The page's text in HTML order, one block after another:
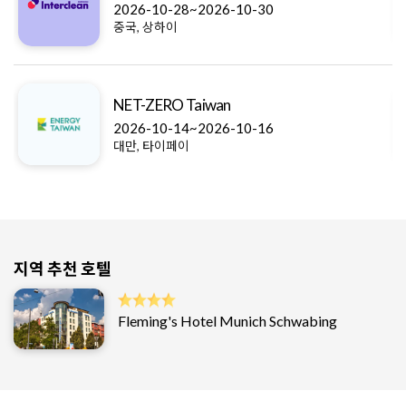
2026-10-28~2026-10-30
중국, 상하이
NET-ZERO Taiwan
2026-10-14~2026-10-16
대만, 타이페이
지역 추천 호텔
Fleming's Hotel Munich Schwabing